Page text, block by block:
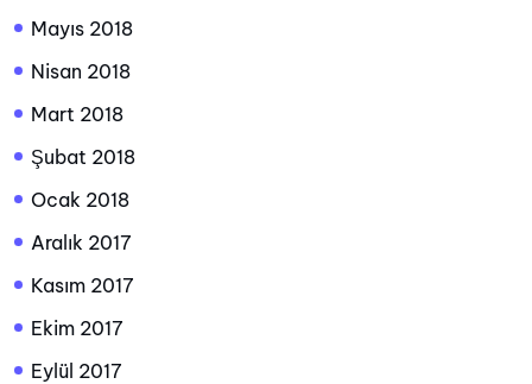
Mayıs 2018
Nisan 2018
Mart 2018
Şubat 2018
Ocak 2018
Aralık 2017
Kasım 2017
Ekim 2017
Eylül 2017